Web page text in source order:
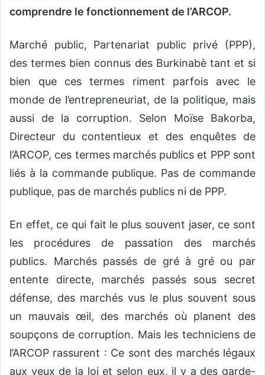
comprendre le fonctionnement de l’ARCOP.
Marché public, Partenariat public privé (PPP),
des termes bien connus des Burkinabè tant et si
bien que ces termes riment parfois avec le
monde de l’entrepreneuriat, de la politique, mais
aussi de la corruption. Selon Moïse Bakorba,
Directeur du contentieux et des enquêtes de
l’ARCOP, ces termes marchés publics et PPP sont
liés à la commande publique. Pas de commande
publique, pas de marchés publics ni de PPP.
En effet, ce qui fait le plus souvent jaser, ce sont
les procédures de passation des marchés
publics. Marchés passés de gré à gré ou par
entente directe, marchés passés sous secret
défense, des marchés vus le plus souvent sous
un mauvais œil, des marchés où planent des
soupçons de corruption. Mais les techniciens de
l’ARCOP rassurent : Ce sont des marchés légaux
aux yeux de la loi et selon eux, il y a des garde-